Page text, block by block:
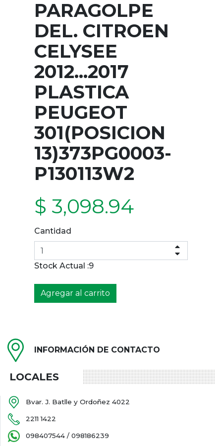
PARAGOLPE
DEL. CITROEN
CELYSEE
2012...2017
PLASTICA
PEUGEOT
301(POSICION
13)373PG0003-
P130113W2
$ 3,098.94
Cantidad
Stock Actual :9
Agregar al carrito
INFORMACIÓN DE CONTACTO
LOCALES
Bvar. J. Batlle y Ordoñez 4022
2211 1422
098407544 / 098186239